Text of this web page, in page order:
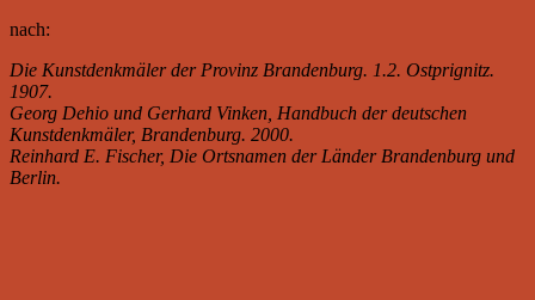
nach:
Die Kunstdenkmäler der Provinz Brandenburg. 1.2. Ostprignitz.
1907.
Georg Dehio und Gerhard Vinken, Handbuch der deutschen
Kunstdenkmäler, Brandenburg. 2000.
Reinhard E. Fischer, Die Ortsnamen der Länder Brandenburg und
Berlin.